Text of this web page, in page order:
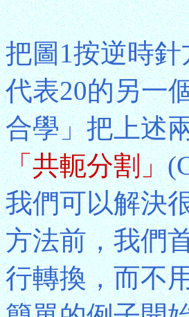
把圖1按逆時
代表20的另一
合學」把上述
「共軛分割」
我們可以解決
方法前，我們
行轉換，而不